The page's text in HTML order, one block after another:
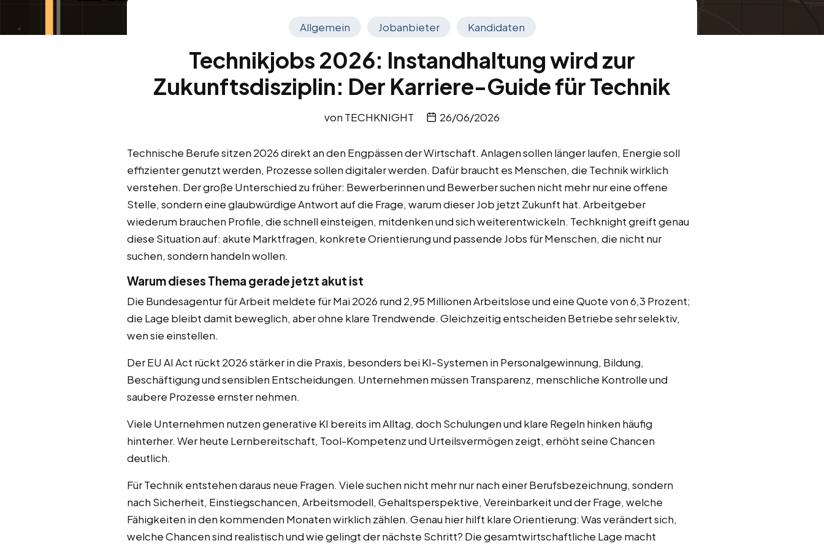
Allgemein Jobanbieter Kandidaten
Technikjobs 2026: Instandhaltung wird zur
Zukunftsdisziplin: Der Karriere-Guide für Technik
von TECHKNIGHT 26/06/2026
Technische Berufe sitzen 2026 direkt an den Engpässen der Wirtschaft. Anlagen sollen länger laufen, Energie soll
effizienter genutzt werden, Prozesse sollen digitaler werden. Dafür braucht es Menschen, die Technik wirklich
verstehen. Der große Unterschied zu früher: Bewerberinnen und Bewerber suchen nicht mehr nur eine offene
Stelle, sondern eine glaubwürdige Antwort auf die Frage, warum dieser Job jetzt Zukunft hat. Arbeitgeber
wiederum brauchen Profile, die schnell einsteigen, mitdenken und sich weiterentwickeln. Techknight greift genau
diese Situation auf: akute Marktfragen, konkrete Orientierung und passende Jobs für Menschen, die nicht nur
suchen, sondern handeln wollen.
Warum dieses Thema gerade jetzt akut ist
Die Bundesagentur für Arbeit meldete für Mai 2026 rund 2,95 Millionen Arbeitslose und eine Quote von 6,3 Prozent;
die Lage bleibt damit beweglich, aber ohne klare Trendwende. Gleichzeitig entscheiden Betriebe sehr selektiv,
wen sie einstellen.
Der EU AI Act rückt 2026 stärker in die Praxis, besonders bei KI-Systemen in Personalgewinnung, Bildung,
Beschäftigung und sensiblen Entscheidungen. Unternehmen müssen Transparenz, menschliche Kontrolle und
saubere Prozesse ernster nehmen.
Viele Unternehmen nutzen generative KI bereits im Alltag, doch Schulungen und klare Regeln hinken häufig
hinterher. Wer heute Lernbereitschaft, Tool-Kompetenz und Urteilsvermögen zeigt, erhöht seine Chancen
deutlich.
Für Technik entstehen daraus neue Fragen. Viele suchen nicht mehr nur nach einer Berufsbezeichnung, sondern
nach Sicherheit, Einstiegschancen, Arbeitsmodell, Gehaltsperspektive, Vereinbarkeit und der Frage, welche
Fähigkeiten in den kommenden Monaten wirklich zählen. Genau hier hilft klare Orientierung: Was verändert sich,
welche Chancen sind realistisch und wie gelingt der nächste Schritt? Die gesamtwirtschaftliche Lage macht